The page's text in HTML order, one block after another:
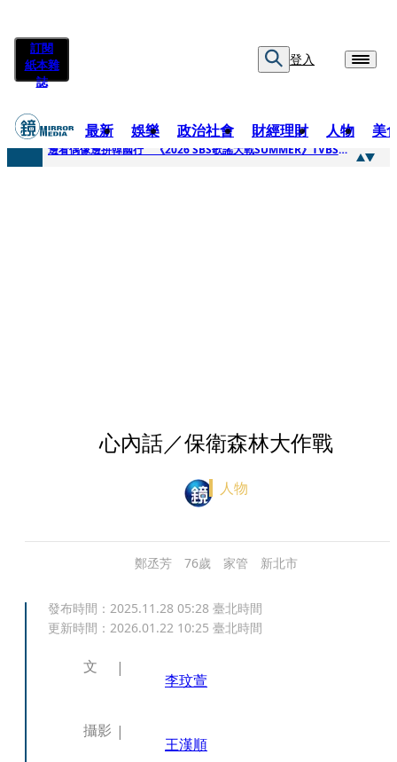
訂閱
紙本雜
誌
登入
最新 娛樂 政治社會 財經理財 人物 美
快訊
邊看偶像邊拚韓國行 《2026 SBS歌謠大戰SUMMER》TVBS直播祭追星福利
心內話／保衛森林大作戰
人物
鄭丞芳 76歲 家管 新北市
發布時間： 2025.11.28 05:28 臺北時間
更新時間： 2026.01.22 10:25 臺北時間
文
李玟萱
攝影
王漢順